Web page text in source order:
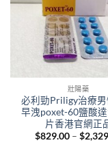
壯陽藥
必利勁Priligy治療男
早洩poxet-60鹽酸
片香港官網正
$829.00 – $